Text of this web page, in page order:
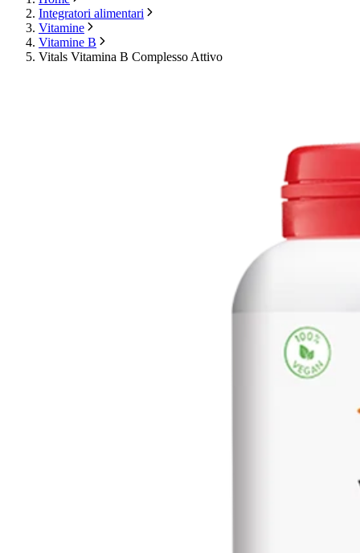
Integratori alimentari
Vitamine
Vitamine B
Vitals Vitamina B Complesso Attivo